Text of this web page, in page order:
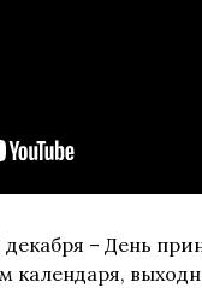
– День
календаря,